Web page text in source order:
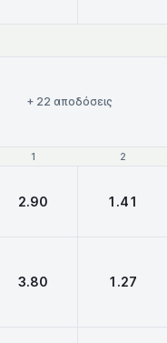
+ 22 αποδόσεις
1 2
1 2
2.90 1.41
3.80 1.27